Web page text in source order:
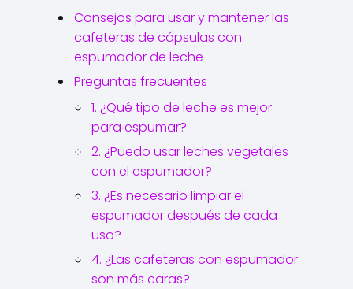
Consejos para usar y mantener las
cafeteras de cápsulas con
espumador de leche
Preguntas frecuentes
1. ¿Qué tipo de leche es mejor
para espumar?
2. ¿Puedo usar leches vegetales
con el espumador?
3. ¿Es necesario limpiar el
espumador después de cada
uso?
4. ¿Las cafeteras con espumador
son más caras?